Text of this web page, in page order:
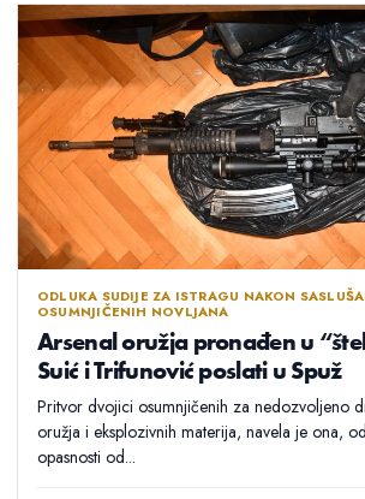
ODLUKA SUDIJE ZA ISTRAGU NAKON
OSUMNJIČENIH NOVLJANA
Arsenal oružja pronađen u
Suić i Trifunović poslati u Spuž
Pritvor dvojici osumnjičenih za nedozvoljeno
oružja i eksplozivnih materija, navela je ona,
opasnosti od...